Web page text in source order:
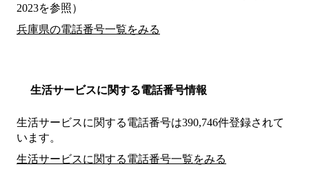
2023を参照）
兵庫県の電話番号一覧をみる
生活サービスに関する電話番号情報
生活サービスに関する電話番号は390,746件登録されて
います。
生活サービスに関する電話番号一覧をみる